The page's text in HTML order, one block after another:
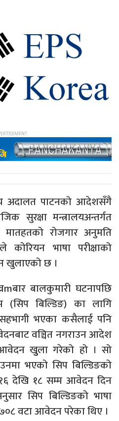
अदालत पाटनको आदेशसँगै
सुरक्षा मन्त्रालयअन्तर्गत
रोजगार अनुमति
कोरियन भाषा परीक्षाको
खुलाएको छ ।
बालकुमारी घटनापछि
(सिप बिल्डिङ) का लागि
सहभागी भएका कसैलाई पनि
वञ्चित नगराउन आदेश
खुुला गरेको हो । सो
भएको सिप बिल्डिङको
१६ देखि १८ सम्म आवेदन दिन
सिप बिल्डिङको भाषा
वटा आवेदन परेका थिए ।